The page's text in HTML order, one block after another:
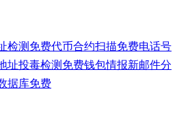
检测 免费代币合约扫描免费电话号
址投毒检测 免费钱包情报新邮件分
据库免费